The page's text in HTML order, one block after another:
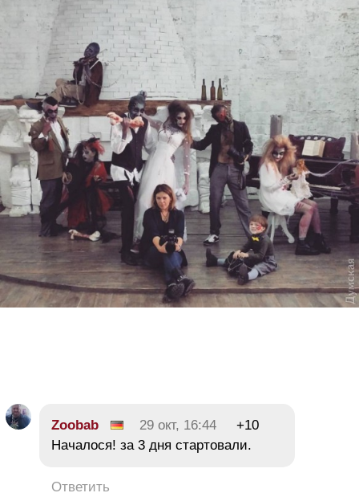
Zoobab 29 окт, 16:44
+10
Началося! за 3 дня стартовали.
Ответить